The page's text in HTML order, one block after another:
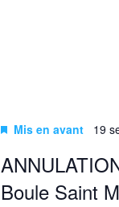
Mis en avant 19
Boule Saint